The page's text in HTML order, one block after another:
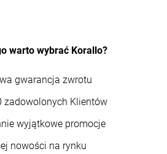
warto wybrać Korallo?
gwarancja zwrotu
zadowolonych Klientów
wyjątkowe promocje
nowości na rynku